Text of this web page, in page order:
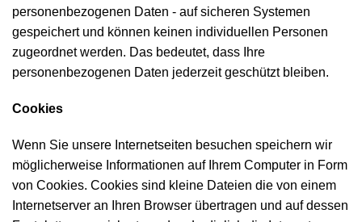
personenbezogenen Daten - auf sicheren Systemen
gespeichert und können keinen individuellen Personen
zugeordnet werden. Das bedeutet, dass Ihre
personenbezogenen Daten jederzeit geschützt bleiben.
Cookies
Wenn Sie unsere Internetseiten besuchen speichern wir
möglicherweise Informationen auf Ihrem Computer in Form
von Cookies. Cookies sind kleine Dateien die von einem
Internetserver an Ihren Browser übertragen und auf dessen